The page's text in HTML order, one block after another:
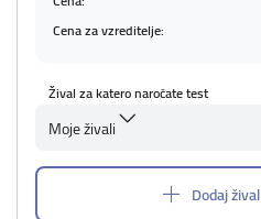
Cena za vzreditelje:
Žival za katero naročate test
Moje živali
Dodaj žival